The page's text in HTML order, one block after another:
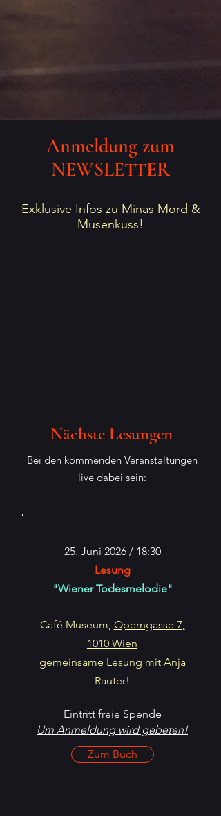
Anmeldung zum
NEWSLETTER
Exklusive Infos zu Minas Mord &
Musenkuss!
Nächste Lesungen
Bei den kommenden Veranstaltungen
live dabei sein:
25. Juni 2026 / 18:30
Lesung
"Wiener Todesmelodie"
Café Museum, Operngasse 7,
1010 Wien
gemeinsame Lesung mit Anja
Rauter!
Eintritt freie Spende
Um Anmeldung wird gebeten!
Zum Buch